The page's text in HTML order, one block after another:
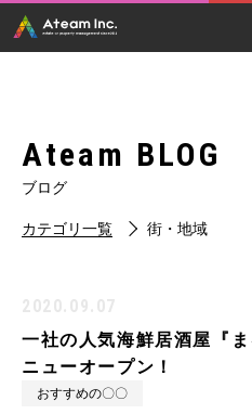
Ateam BLOG
ブログ
カテゴリ一覧 街・地域
一社の人気海鮮居酒屋『
ニューオープン！
おすすめの〇〇